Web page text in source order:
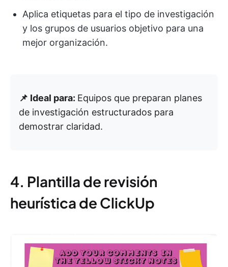
Aplica etiquetas para el tipo de investigación
y los grupos de usuarios objetivo para una
mejor organización.
📌 Ideal para: Equipos que preparan planes
de investigación estructurados para
demostrar claridad.
4. Plantilla de revisión
heurística de ClickUp